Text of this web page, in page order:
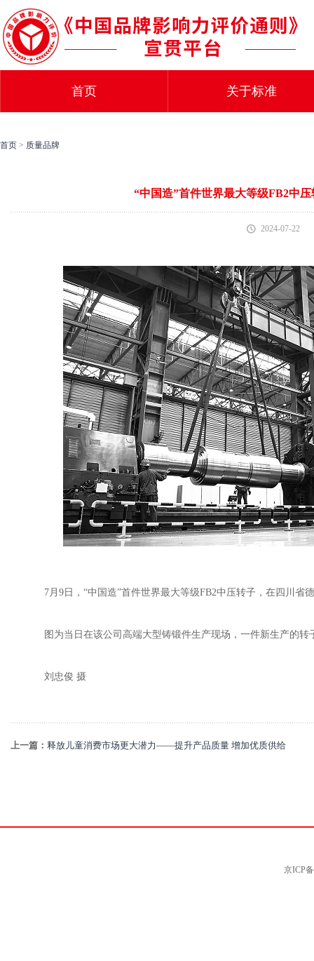
首页 关于标准
首页 > 质量品牌
“中国造”首件世界最大等级FB2中
2024-07-22
7月9日，“中国造”首件世界最大等级FB2中压转子，在四川省
图为当日在该公司高端大型铸锻件生产现场，一件新生产的转
刘忠俊 摄
上一篇： 释放儿童消费市场更大潜力——提升产品质量 增加优质供给
京ICP